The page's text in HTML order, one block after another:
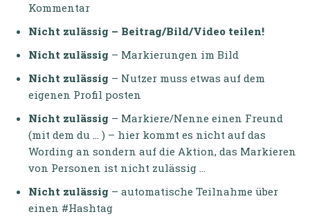
Kommentar
Nicht zulässig – Beitrag/Bild/Video teilen!
Nicht zulässig – Markierungen im Bild
Nicht zulässig – Nutzer muss etwas auf dem
eigenen Profil posten
Nicht zulässig – Markiere/Nenne einen Freund
(mit dem du … ) – hier kommt es nicht auf das
Wording an sondern auf die Aktion, das Markieren
von Personen ist nicht zulässig …
Nicht zulässig – automatische Teilnahme über
einen #Hashtag